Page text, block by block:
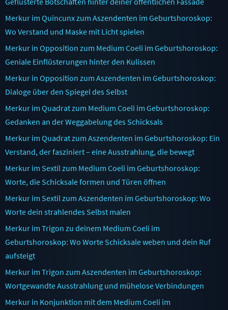
Merkur im Quincunx zum Aszendenten im Geburtshoroskop:
Wo Verstand und Maske mit Licht spielen
Merkur in Opposition zum Medium Coeli im Geburtshoroskop:
Geniale Einflüsterungen hinter den Kulissen
Merkur in Opposition zum Aszendenten im Geburtshoroskop:
Dialoge über den Spiegel des Selbst
Merkur im Quadrat zum Medium Coeli im Geburtshoroskop:
Gedanken an der Weggabelung des Schicksals
Merkur im Quadrat zum Aszendenten im Geburtshoroskop: Ein
Verstand, der fasziniert – eine Ausstrahlung, die bewegt
Merkur im Sextil zum Medium Coeli im Geburtshoroskop:
Worte, die Schicksale formen und Türen öffnen
Merkur im Sextil zum Aszendenten im Geburtshoroskop: Wo
Worte dein strahlendes Selbst malen
Merkur im Trigon zu deinem Medium Coeli im
Geburtshoroskop: Wo Worte Schicksale weben und dein Ruf
aufsteigt
Merkur im Trigon zum Aszendenten im Geburtshoroskop:
Wortgewandte Ausstrahlung und mühelose Verbindungen
Merkur in Konjunktion mit dem Medium Coeli im